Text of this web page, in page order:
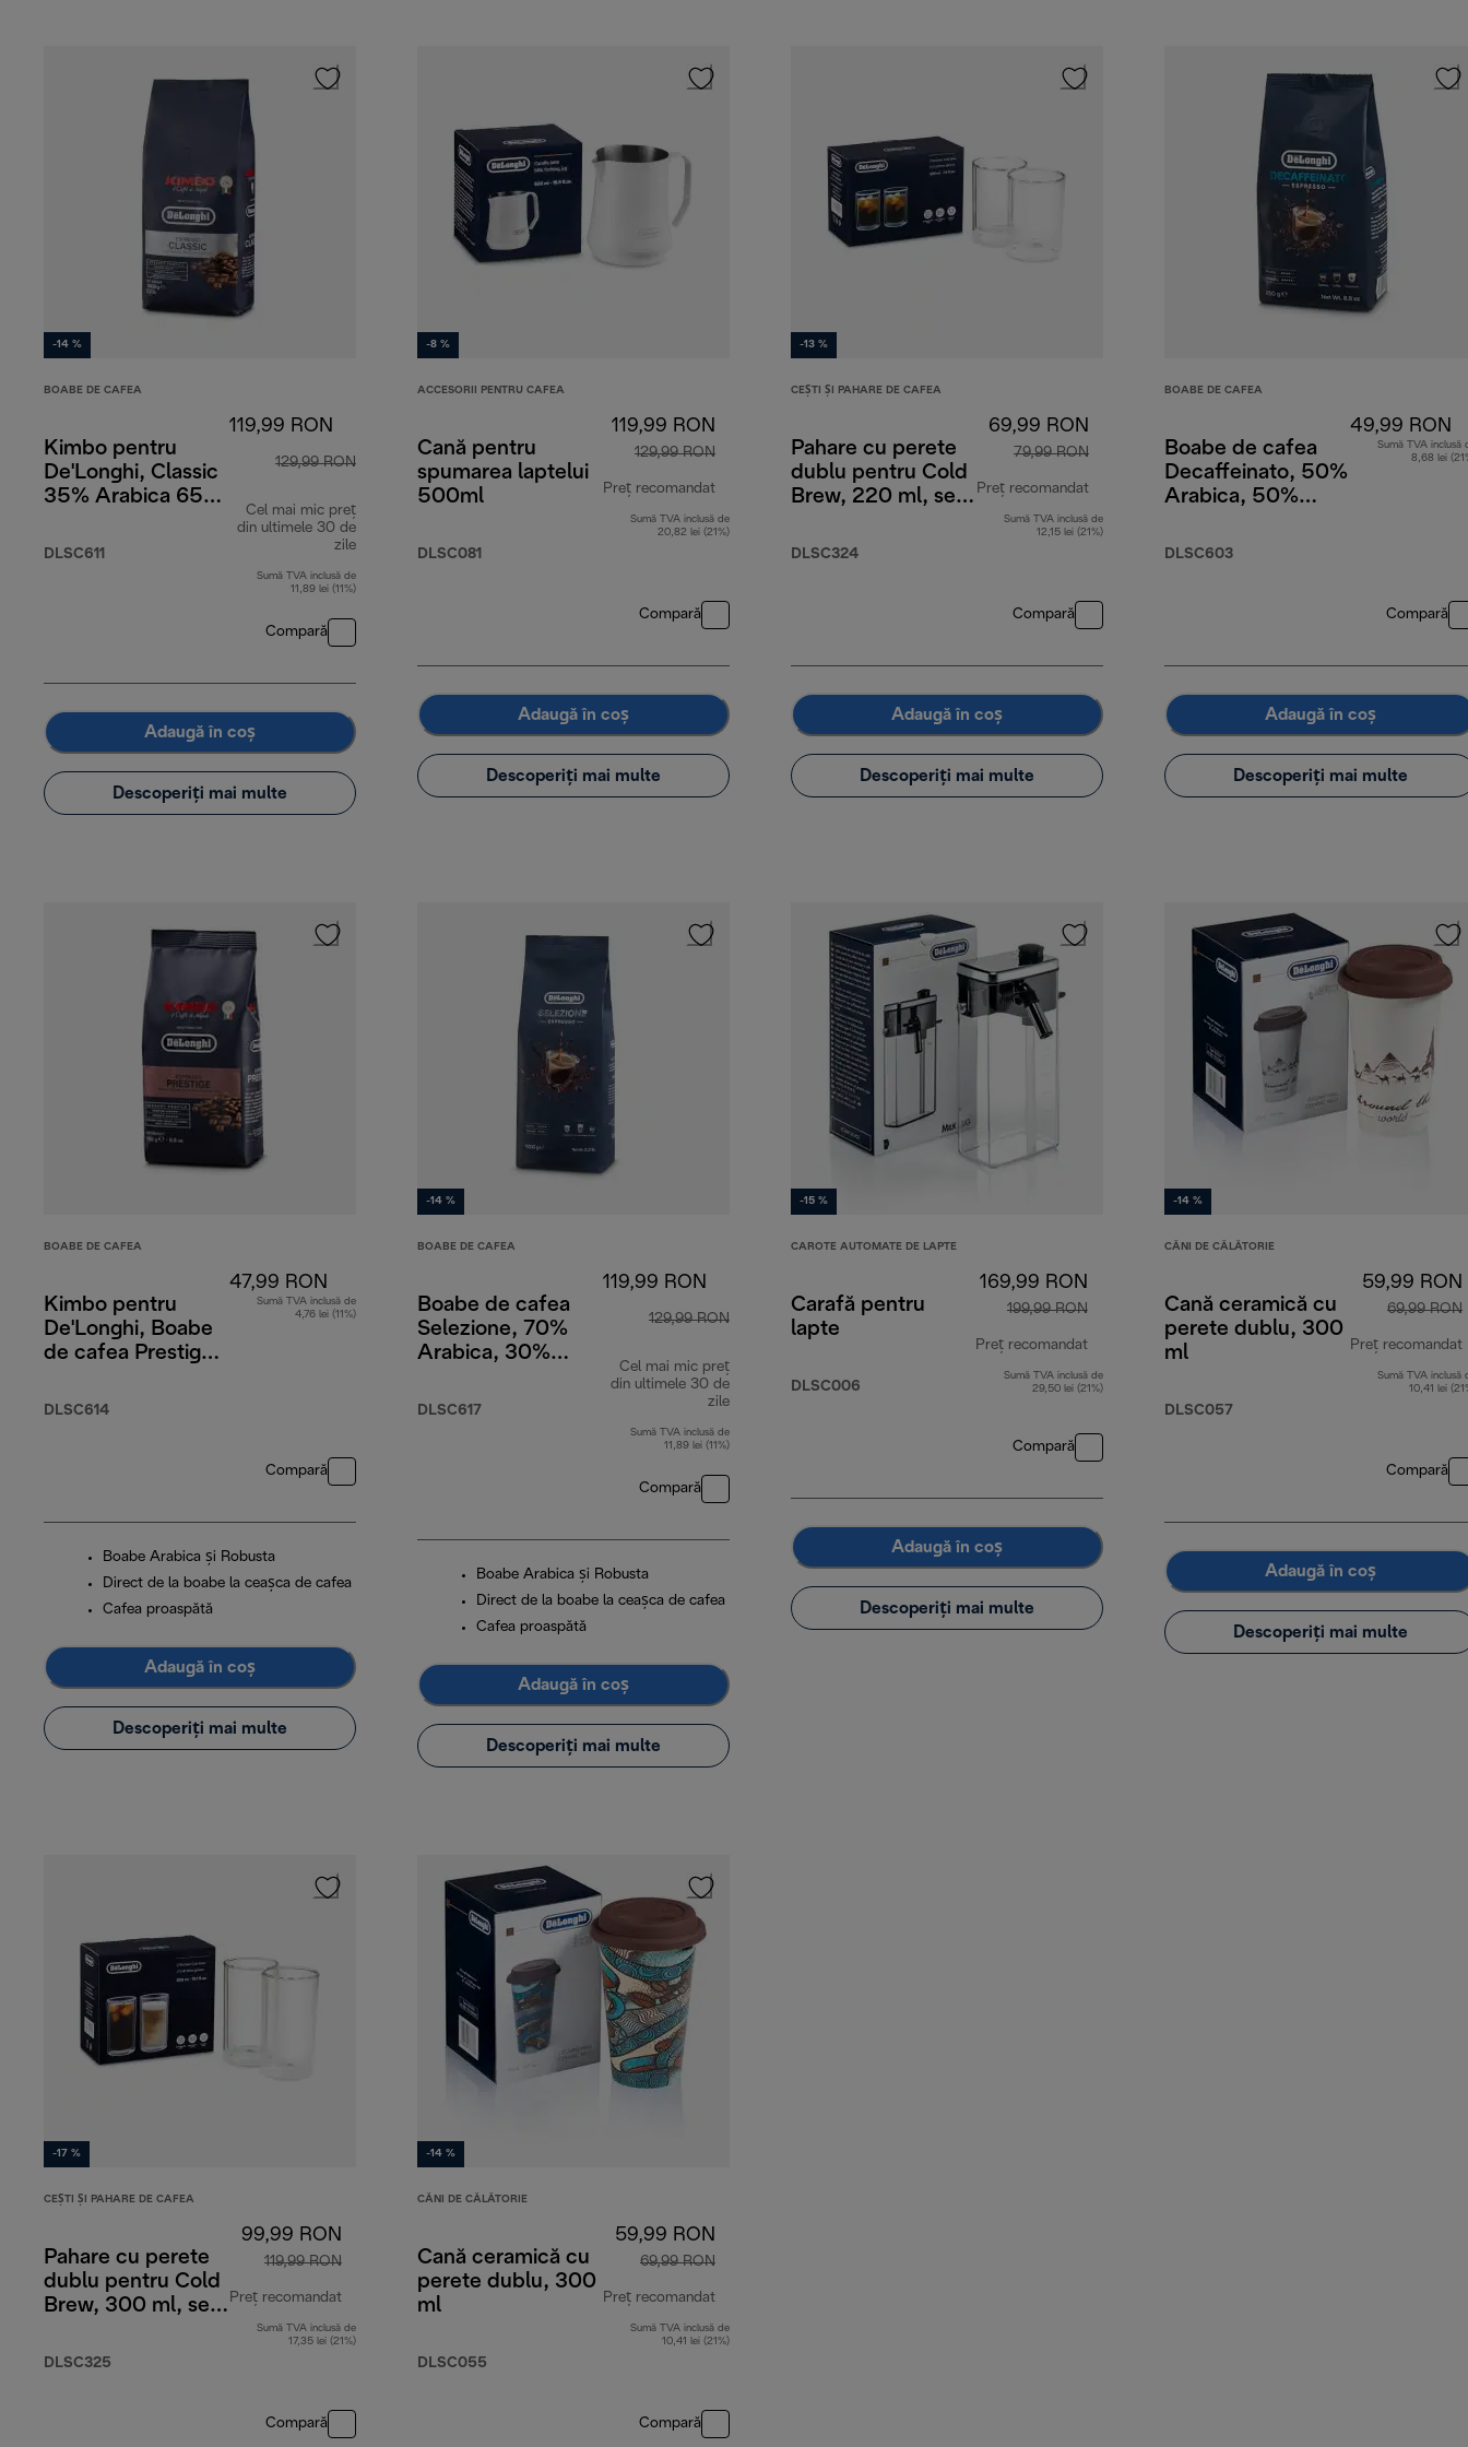
-14 %
BOABE DE CAFEA
Kimbo pentru
De'Longhi, Classic
35% Arabica 65%
DLSC611
119,99 RON
129,99 RON
Cel mai mic preț
din ultimele 30 de
zile
Sumă TVA inclusă de
11,89 lei (11%)
Compară
Adaugă în coș
Descoperiți mai multe
-8 %
ACCESORII PENTRU CAFEA
Cană pentru
spumarea laptelui
500ml
DLSC081
119,99 RON
129,99 RON
Preț recomandat
preț inițial 129,99 RON
Sumă TVA inclusă de
20,82 lei (21%)
Compară
Adaugă în coș
Descoperiți mai multe
-13 %
CEȘTI ȘI PAHARE DE CAFEA
Pahare cu perete
dublu pentru Cold
Brew, 220 ml, set
DLSC324
69,99 RON
79,99 RON
Preț recomandat
preț inițial 79,99 RON
Sumă TVA inclusă de
12,15 lei (21%)
Compară
Adaugă în coș
Descoperiți mai multe
BOABE DE CAFEA
Boabe de cafea
Decaffeinato, 50%
Arabica, 50%
DLSC603
49,99 RON
Sumă TVA inclusă
8,68 lei
Compară
Adaugă în coș
Descoperiți mai multe
BOABE DE CAFEA
Kimbo pentru
De'Longhi, Boabe
de cafea Prestige,
Robusta, 250 g
DLSC614
47,99 RON
Sumă TVA inclusă de
4,76 lei (11%)
Compară
Boabe Arabica și Robusta
Direct de la boabe la ceașca de cafea
Cafea proaspătă
Adaugă în coș
Descoperiți mai multe
-14 %
BOABE DE CAFEA
Boabe de cafea
Selezione, 70%
Arabica, 30%
DLSC617
119,99 RON
129,99 RON
Cel mai mic preț
din ultimele 30 de
zile
Sumă TVA inclusă de
11,89 lei (11%)
Compară
Boabe Arabica și Robusta
Direct de la boabe la ceașca de cafea
Cafea proaspătă
Adaugă în coș
Descoperiți mai multe
-15 %
CAROTE AUTOMATE DE LAPTE
Carafă pentru
lapte
DLSC006
169,99 RON
199,99 RON
Preț recomandat
preț inițial 199,99 RON
Sumă TVA inclusă de
29,50 lei (21%)
Compară
Adaugă în coș
Descoperiți mai multe
-14 %
CĂNI DE CĂLĂTORIE
Cană ceramică cu
perete dublu, 300
ml
DLSC057
59,99 RON
69,99 RON
Preț recomandat
Sumă TVA inclusă
10,41 lei
Compară
Adaugă în coș
Descoperiți mai multe
-17 %
CEȘTI ȘI PAHARE DE CAFEA
Pahare cu perete
dublu pentru Cold
Brew, 300 ml, set
DLSC325
99,99 RON
119,99 RON
Preț recomandat
preț inițial 119,99 RON
Sumă TVA inclusă de
17,35 lei (21%)
Compară
-14 %
CĂNI DE CĂLĂTORIE
Cană ceramică cu
perete dublu, 300
ml
DLSC055
59,99 RON
69,99 RON
Preț recomandat
preț inițial 69,99 RON
Sumă TVA inclusă de
10,41 lei (21%)
Compară